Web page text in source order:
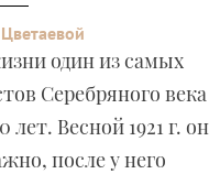
один из самых
Серебряного века
Весной 1921 г. он
после у него